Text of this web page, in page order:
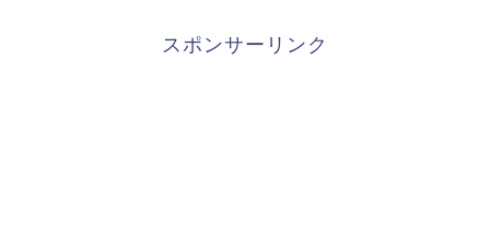
スポンサーリンク